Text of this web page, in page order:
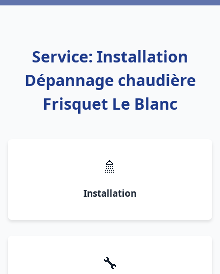
Service: Installation
Dépannage chaudière
Frisquet Le Blanc
🚿
Installation
🔧